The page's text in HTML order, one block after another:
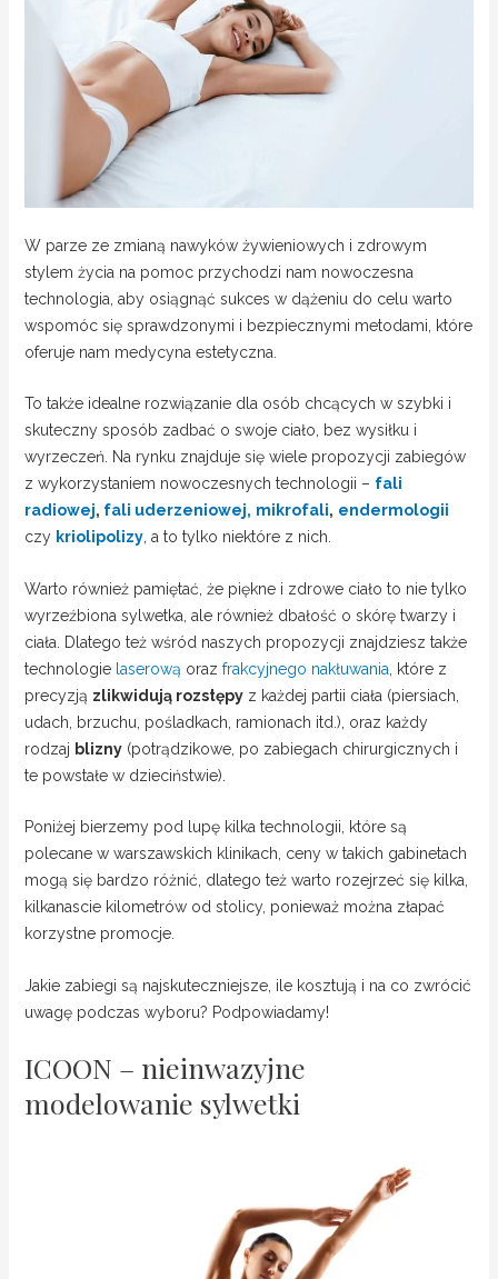
W parze ze zmianą nawyków żywieniowych i zdrowym
stylem życia na pomoc przychodzi nam nowoczesna
technologia, aby osiągnąć sukces w dążeniu do celu warto
wspomóc się sprawdzonymi i bezpiecznymi metodami, które
oferuje nam medycyna estetyczna.
To także idealne rozwiązanie dla osób chcących w szybki i
skuteczny sposób zadbać o swoje ciało, bez wysiłku i
wyrzeczeń. Na rynku znajduje się wiele propozycji zabiegów
z wykorzystaniem nowoczesnych technologii – fali
radiowej, fali uderzeniowej, mikrofali, endermologii
czy kriolipolizy, a to tylko niektóre z nich.
Warto również pamiętać, że piękne i zdrowe ciało to nie tylko
wyrzeźbiona sylwetka, ale również dbałość o skórę twarzy i
ciała. Dlatego też wśród naszych propozycji znajdziesz także
technologie laserową oraz frakcyjnego nakłuwania , które z
precyzją zlikwidują rozstępyz każdej partii ciała (piersiach,
udach, brzuchu, pośladkach, ramionach itd.), oraz każdy
rodzaj blizny(potrądzikowe, po zabiegach chirurgicznych i
te powstałe w dzieciństwie).
Poniżej bierzemy pod lupę kilka technologii, które są
polecane w warszawskich klinikach, ceny w takich gabinetach
mogą się bardzo różnić, dlatego też warto rozejrzeć się kilka,
kilkanascie kilometrów od stolicy, ponieważ można złapać
korzystne promocje.
Jakie zabiegi są najskuteczniejsze, ile kosztują i na co zwrócić
uwagę podczas wyboru? Podpowiadamy!
ICOON – nieinwazyjne
modelowanie sylwetki